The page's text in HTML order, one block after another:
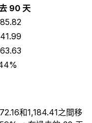
90 天
和1,184.41之間移